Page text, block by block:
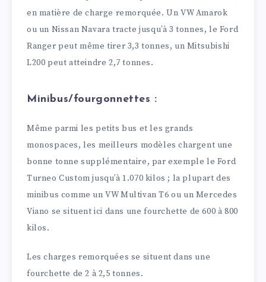
en matière de charge remorquée. Un VW Amarok
ou un Nissan Navara tracte jusqu’à 3 tonnes, le Ford
Ranger peut même tirer 3,3 tonnes, un Mitsubishi
L200 peut atteindre 2,7 tonnes.
Minibus/fourgonnettes :
Même parmi les petits bus et les grands
monospaces, les meilleurs modèles chargent une
bonne tonne supplémentaire, par exemple le Ford
Turneo Custom jusqu’à 1.070 kilos ; la plupart des
minibus comme un VW Multivan T6 ou un Mercedes
Viano se situent ici dans une fourchette de 600 à 800
kilos.
Les charges remorquées se situent dans une
fourchette de 2 à 2,5 tonnes.